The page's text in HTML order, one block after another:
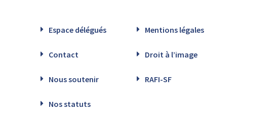
Espace délégués Mentions légales
Contact Droit à l’image
Nous soutenir RAFI-SF
Nos statuts